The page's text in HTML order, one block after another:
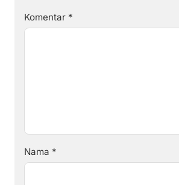
Komentar *
Nama *